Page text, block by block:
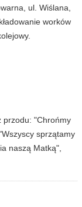
ul. Wiślana,
worków
przodu: "Chrońmy
sprzątamy
naszą Matką",